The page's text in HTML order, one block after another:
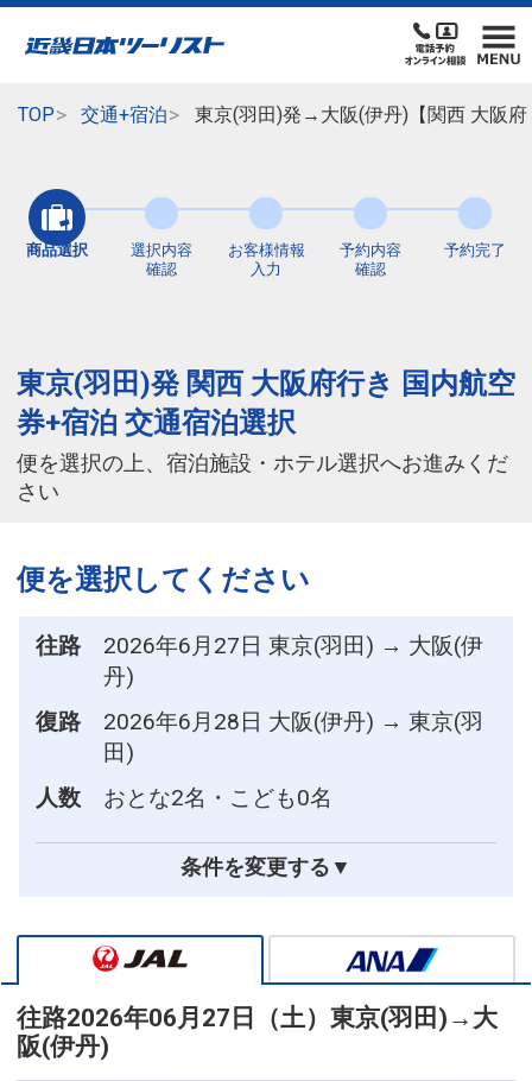
TOP 交通+宿泊 東京(羽田)発→大阪(伊丹)【関西 大阪
商品選択
選択内容
確認
お客様情報
入力
予約内容
確認
予約完了
東京(羽田)発 関西 大阪府行き 国内航空
券+宿泊 交通宿泊選択
便を選択の上、宿泊施設・ホテル選択へお進みくだ
さい
便を選択してください
往路
2026年6月27日 東京(羽田) → 大阪(伊
丹)
復路
2026年6月28日 大阪(伊丹) → 東京(羽
田)
人数
おとな2名・こども0名
条件を変更する▼
往路2026年06月27日（土） 東京(羽田) → 大
阪(伊丹)